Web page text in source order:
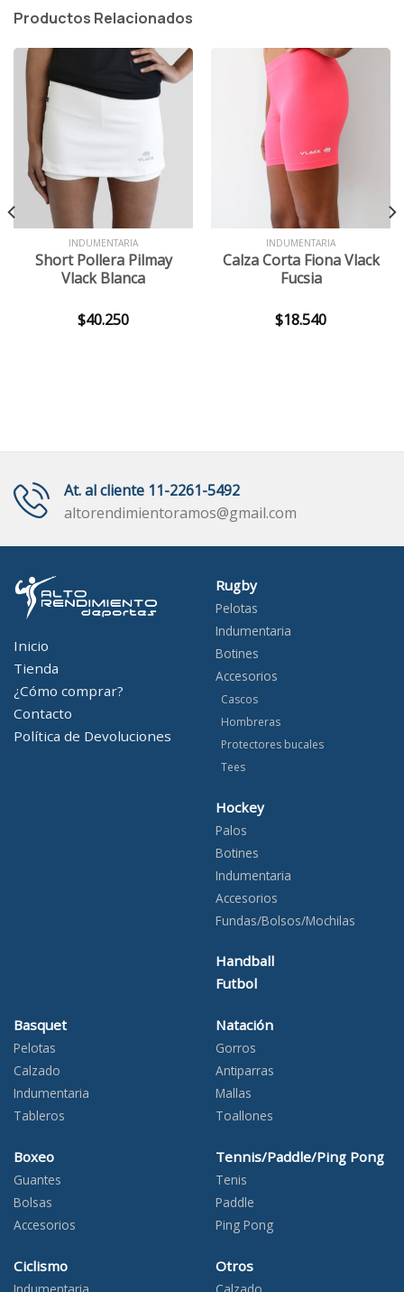
Productos Relacionados
INDUMENTARIA
Short Pollera Pilmay
Vlack Blanca
$40.250
INDUMENTARIA
Calza Corta Fiona Vlack
Fucsia
$18.540
At. al cliente 11-2261-5492
altorendimientoramos@gmail.com
Inicio
Tienda
¿Cómo comprar?
Contacto
Política de Devoluciones
Rugby
Pelotas
Indumentaria
Botines
Accesorios
Cascos
Hombreras
Protectores bucales
Tees
Hockey
Palos
Botines
Indumentaria
Accesorios
Fundas/Bolsos/Mochilas
Handball
Futbol
Basquet
Pelotas
Calzado
Indumentaria
Tableros
Boxeo
Guantes
Bolsas
Accesorios
Ciclismo
Natación
Gorros
Antiparras
Mallas
Toallones
Tennis/Paddle/Ping Pong
Tenis
Paddle
Ping Pong
Otros